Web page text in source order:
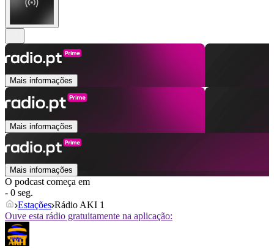
Mais informações
Mais informações
Mais informações
O podcast começa em
- 0 seg.
Estações Rádio AKI 1
Ouve esta rádio gratuitamente na aplicação: